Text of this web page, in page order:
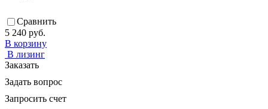
Сравнить
5 240 руб.
В корзину
В лизинг
Заказать
Задать вопрос
Запросить счет